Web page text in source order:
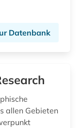
bergbaunachfolgelandschaft (1)Datenbank
allen Gebieten